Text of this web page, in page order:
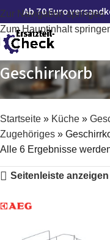
Zur Navigation springen
Zum Hauptinhalt
Ab 70 Euro
Geschirrkorb
Startseite » Küche »
Zugehöriges »
Alle 6 Ergebnisse
Seitenleiste anzeigen